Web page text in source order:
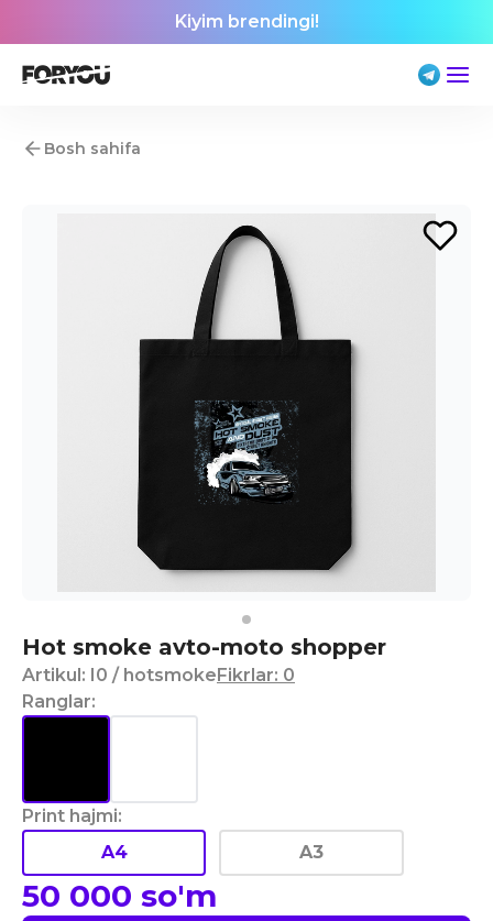
Kiyim brendingi!
Bosh sahifa
Hot smoke avto-moto shopper
Artikul: I0 / hotsmokeFikrlar: 0
Ranglar:
Print hajmi:
A4
A3
50 000 so'm